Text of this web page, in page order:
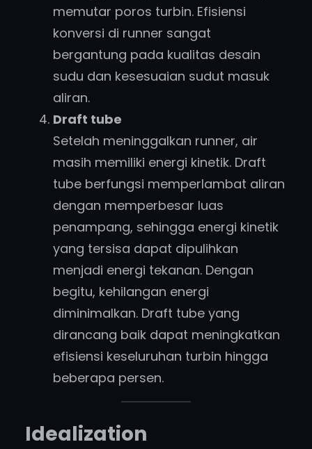
memutar poros turbin. Efisiensi
konversi di runner sangat
bergantung pada kualitas desain
sudu dan kesesuaian sudut masuk
aliran.
Draft tube
Setelah meninggalkan runner, air
masih memiliki energi kinetik. Draft
tube berfungsi memperlambat aliran
dengan memperbesar luas
penampang, sehingga energi kinetik
yang tersisa dapat dipulihkan
menjadi energi tekanan. Dengan
begitu, kehilangan energi
diminimalkan. Draft tube yang
dirancang baik dapat meningkatkan
efisiensi keseluruhan turbin hingga
beberapa persen.
Idealization